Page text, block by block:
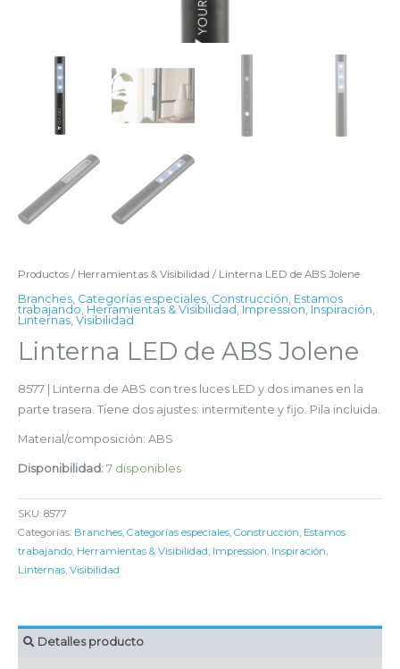
Productos / Herramientas & Visibilidad / Linterna LED de ABS Jolene
Branches, Categorías especiales, Construcción, Estamos
trabajando, Herramientas & Visibilidad , Impression, Inspiración,
Linternas, Visibilidad
Linterna LED de ABS Jolene
8577 | Linterna de ABS con tres luces LED y dos imanes en la
parte trasera. Tiene dos ajustes: intermitente y fijo. Pila incluida.
Material/composición: ABS
Disponibilidad: 7 disponibles
SKU: 8577
Categorías: Branches, Categorías especiales, Construcción, Estamos
trabajando, Herramientas & Visibilidad, Impression, Inspiración,
Linternas, Visibilidad
Detalles producto